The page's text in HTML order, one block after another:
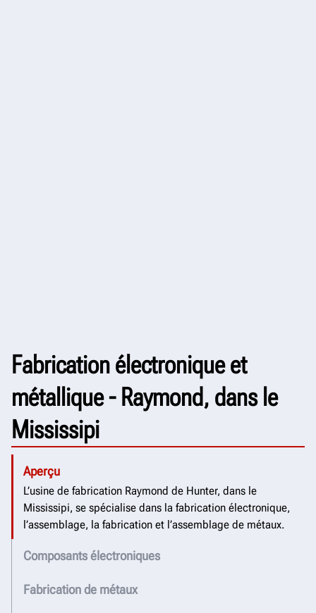
Fabrication électronique et
métallique - Raymond, dans le
Mississipi
Aperçu
L’usine de fabrication Raymond de Hunter, dans le
Mississipi, se spécialise dans la fabrication électronique,
l’assemblage, la fabrication et l’assemblage de métaux.
Composants électroniques
Fabrication de métaux